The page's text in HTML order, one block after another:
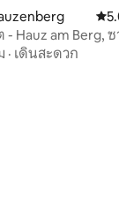
คะ
Hauz am Berg, ซ
รรมชาติ
· เดินสะดวก